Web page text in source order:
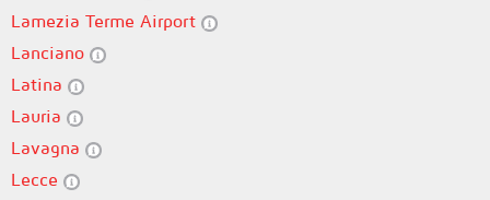
Lamezia Terme Airport
Lanciano
Latina
Lauria
Lavagna
Lecce